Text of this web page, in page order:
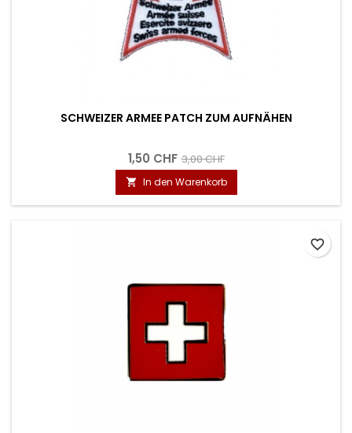
SCHWEIZER ARMEE PATCH ZUM AUFNÄHEN
1,50 CHF 3,00 CHF
 In den Warenkorb
favorite_border